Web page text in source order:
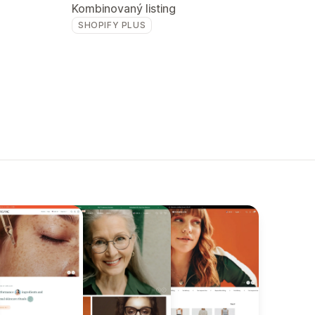
Kombinovaný listing
SHOPIFY PLUS